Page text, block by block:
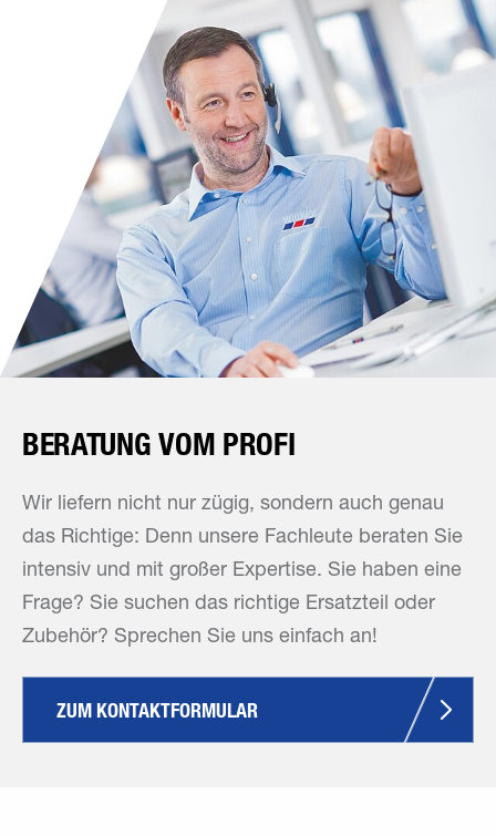
BERATUNG VOM PROFI
Wir liefern nicht nur zügig, sondern auch genau
das Richtige: Denn unsere Fachleute beraten Sie
intensiv und mit großer Expertise. Sie haben eine
Frage? Sie suchen das richtige Ersatzteil oder
Zubehör? Sprechen Sie uns einfach an!
ZUM KONTAKTFORMULAR